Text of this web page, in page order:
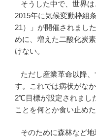
そうした中で、世界は
2015年に気候変動枠組
21）」が開催されまし
めに、増えた二酸化炭
けない。
ただし産業革命以降
す。これでは病状がな
2℃目標が設定されまし
ことを何とか食い止めた
そのために森林など